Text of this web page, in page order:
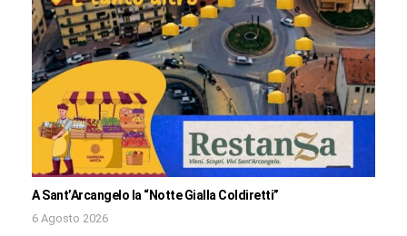
A Sant’Arcangelo la “Notte Gialla Coldiretti”
6 Agosto 2026